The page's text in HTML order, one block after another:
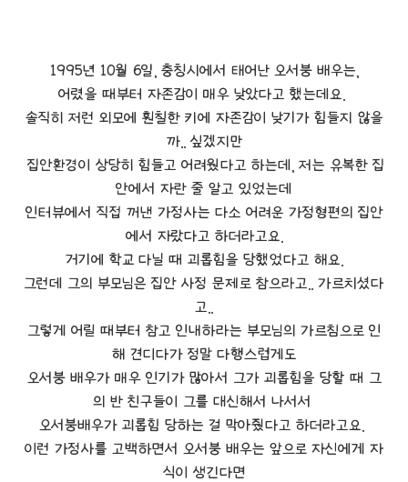
1995년 10월 6일, 충칭시에서 태어난 오서붕 배우는,
어렸을 때부터 자존감이 매우 낮았다고 했는데요.
솔직히 저런 외모에 훤칠한 키에 자존감이 낮기가 힘들지 않을
까.. 싶겠지만
집안환경이 상당히 힘들고 어려웠다고 하는데, 저는 유복한 집
안에서 자란 줄 알고 있었는데
인터뷰에서 직접 꺼낸 가정사는 다소 어려운 가정형편의 집안
에서 자랐다고 하더라고요.
거기에 학교 다닐 때 괴롭힘을 당했었다고 해요.
그런데 그의 부모님은 집안 사정 문제로 참으라고.. 가르치셨다
고..
그렇게 어릴 때부터 참고 인내하라는 부모님의 가르침으로 인
해 견디다가 정말 다행스럽게도
오서붕 배우가 매우 인기가 많아서 그가 괴롭힘을 당할 때 그
의 반 친구들이 그를 대신해서 나서서
오서붕배우가 괴롭힘 당하는 걸 막아줬다고 하더라고요.
이런 가정사를 고백하면서 오서붕 배우는 앞으로 자신에게 자
식이 생긴다면